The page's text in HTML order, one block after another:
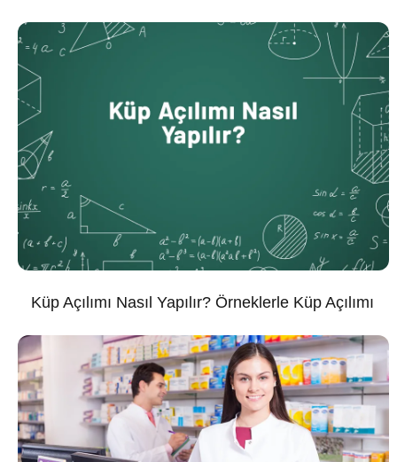
Küp Açılımı Nasıl Yapılır? Örneklerle Küp Açılımı